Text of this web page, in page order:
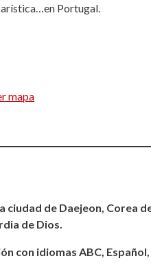
Portugal.
mapa
ciudad de Daejeon, Corea
de Dios.
con idiomas ABC, Español,